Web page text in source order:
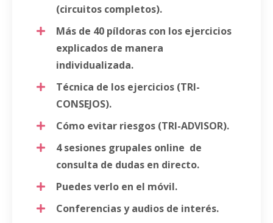
(circuitos completos).
Más de 40 píldoras con los ejercicios
explicados de manera
individualizada.
Técnica de los ejercicios (TRI-
CONSEJOS).
Cómo evitar riesgos (TRI-ADVISOR).
4 sesiones grupales online de
consulta de dudas en directo.
Puedes verlo en el móvil.
Conferencias y audios de interés.